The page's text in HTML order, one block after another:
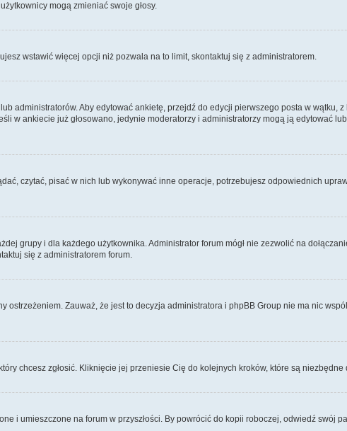
mogą zmieniać swoje głosy.
wstawić więcej opcji niż pozwala na to limit, skontaktuj się z administratorem.
administratorów. Aby edytować ankietę, przejdź do edycji pierwszego posta w wątku,
w ankiecie już głosowano, jedynie moderatorzy i administratorzy mogą ją edytować
czytać, pisać w nich lub wykonywać inne operacje, potrzebujesz odpowiednich
grupy i dla każdego użytkownika. Administrator forum mógł nie zezwolić na
się z administratorem forum.
ostrzeżeniem. Zauważ, że jest to decyzja administratora i phpBB Group nie ma nic
chcesz zgłosić. Kliknięcie jej przeniesie Cię do kolejnych kroków, które są niezbędne
i umieszczone na forum w przyszłości. By powrócić do kopii roboczej, odwiedź swój